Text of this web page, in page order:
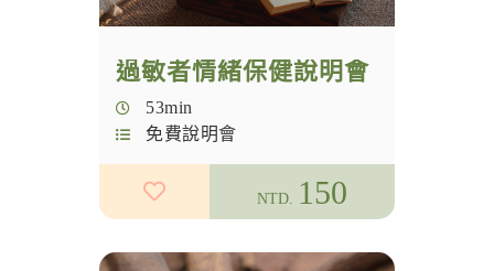
說明會
過敏者情緒保健說明會
53min
免費說明會
NTD. 150